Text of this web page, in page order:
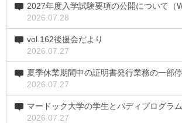
2027年度入学試験要項の公開について（
2026.07.28
vol.162後援会だより
2026.07.27
夏季休業期間中の証明書発行業務の一部
2026.07.27
マードック大学の学生とバディプログラ
2026.07.27